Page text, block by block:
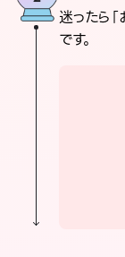
迷ったら
です。